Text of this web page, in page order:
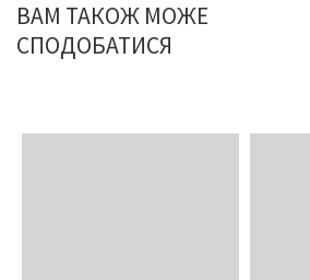
ВАМ ТАКОЖ МОЖЕ
СПОДОБАТИСЯ